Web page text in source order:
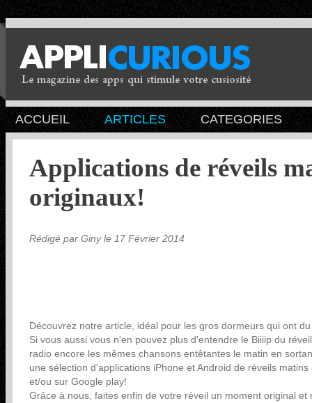
ACCUEIL ARTICLES CATEGORIES
Applications de réveils
originaux!
Rédigé par Giny le 17 Février 2014
Découvrez notre article, idéal pour les gros dormeurs qui ont
Si vous aussi vous n'en pouvez plus d'entendre le Biiiip du
radio encore les mêmes chansons entêtantes le matin en
une sélection d'applications iPhone et Android de réveils
et/ou sur Google play!
Grâce à nous, faites enfin de votre réveil un moment original